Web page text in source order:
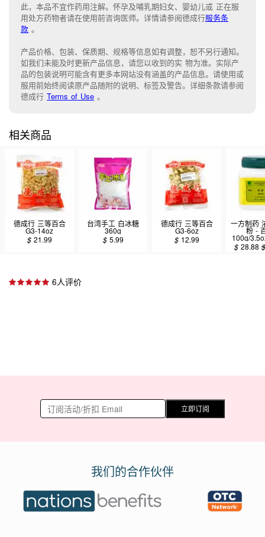
此，本品不宜作药用注解。怀孕及哺乳期妇女、婴幼儿或 正在服
用处方药物者请在使用前咨询医师。详情请参阅德成行服务条
款 。
产品价格、包装、保质期、规格等信息如有调整，恕不另行通知。
如我们未能及时更新产品信息， 请您以收到的实 物为准。 实际产
品的包装说明可能含有更多本网站没有涵盖的产品信息。请使用或
服用前始终阅读原产品随附的说明、 标签及警告。 详细条款请参阅
德成行 Terms of Use 。
相关商品
德成行 三等百合
G3-14oz
$ 21.99
台湾手工 白冰糖
360g
$ 5.99
德成行 三等百合
G3-6oz
$ 12.99
一方制药
粉 -
100g/
$28.88
6人评价
立即订阅
我们的合作伙伴